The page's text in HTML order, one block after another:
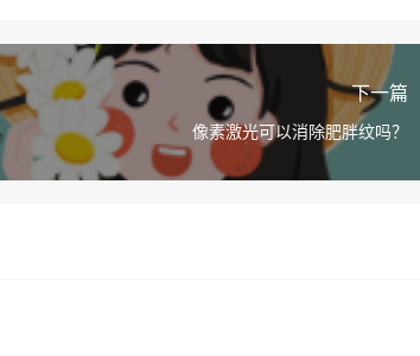
下一篇
像素激光可以消除肥胖纹吗？